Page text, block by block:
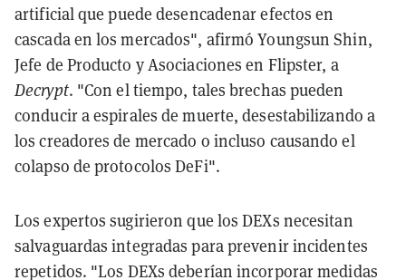
artificial que puede desencadenar efectos en
cascada en los mercados", afirmó Youngsun Shin,
Jefe de Producto y Asociaciones en Flipster, a
Decrypt. "Con el tiempo, tales brechas pueden
conducir a espirales de muerte, desestabilizando a
los creadores de mercado o incluso causando el
colapso de protocolos DeFi".
Los expertos sugirieron que los DEXs necesitan
salvaguardas integradas para prevenir incidentes
repetidos. "Los DEXs deberían incorporar medidas